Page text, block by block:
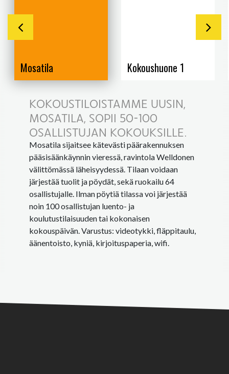
Mosatila Kokoushuone 1
KOKOUSTILOISTAMME UUSIN,
MOSATILA, SOPII 50-100
OSALLISTUJAN KOKOUKSILLE.
Mosatila sijaitsee kätevästi päärakennuksen
pääsisäänkäynnin vieressä, ravintola Welldonen
välittömässä läheisyydessä. Tilaan voidaan
järjestää tuolit ja pöydät, sekä ruokailu 64
osallistujalle. Ilman pöytiä tilassa voi järjestää
noin 100 osallistujan luento- ja
koulutustilaisuuden tai kokonaisen
kokouspäivän. Varustus: videotykki, fläppitaulu,
äänentoisto, kyniä, kirjoituspaperia, wifi.